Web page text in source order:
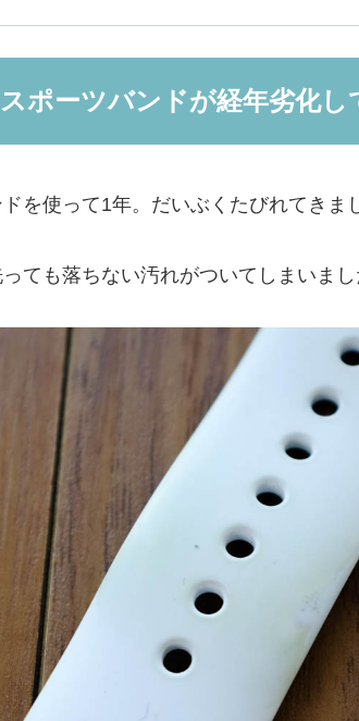
ポーツバンドが経年劣化し
を使って1年。だいぶくたびれてきま
ても落ちない汚れがついてしまいまし